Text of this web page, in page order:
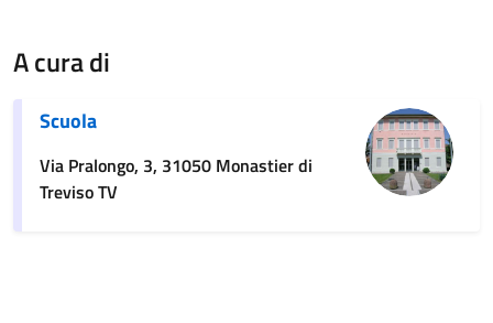
A cura di
Scuola
Via Pralongo, 3, 31050 Monastier di
Treviso TV